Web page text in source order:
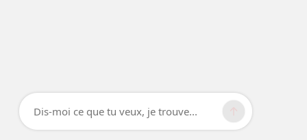
Dis-moi ce que tu veux, je trouve...